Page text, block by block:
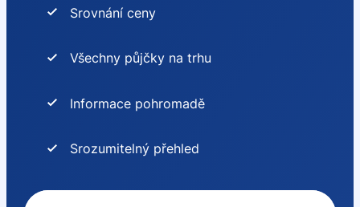
Srovnání ceny
Všechny půjčky na trhu
Informace pohromadě
Srozumitelný přehled